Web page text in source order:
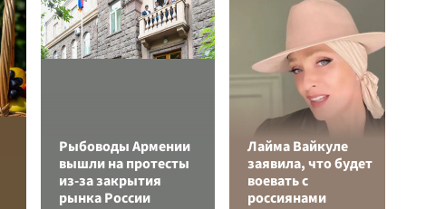
Рыбоводы Армении
вышли на протесты
из-за закрытия
рынка России
Лайма Вайкуле
заявила, что будет
воевать с
россиянами